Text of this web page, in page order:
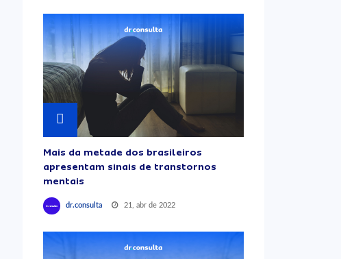
Mais da metade dos brasileiros
apresentam sinais de transtornos
mentais
dr.consulta 21, abr de 2022